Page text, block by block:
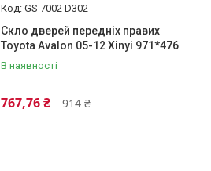
GS 7002 D302
Скло дверей передніх правих
Toyota Avalon 05-12 Xinyi 971*476
В наявності
914 ₴
767,76 ₴